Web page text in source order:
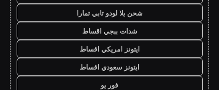
شحن يلا لودو تابي تمارا
شدات ببجي اقساط
ايتونز امريكي اقساط
ايتونز سعودي اقساط
فور يو